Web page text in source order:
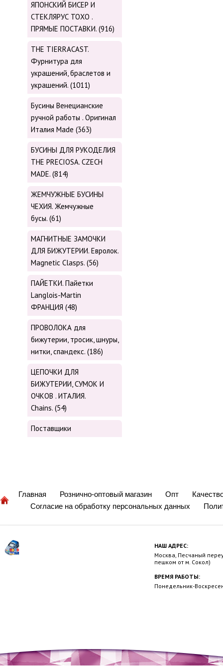
ЯПОНСКИЙ БИСЕР И
СТЕКЛЯРУС TOХО .
ПРЯМЫЕ ПОСТАВКИ. (916)
THE TIERRACAST.
Фурнитура для
украшений, браслетов и
украшений. (1011)
Бусины Венецианские
ручной работы . Оригинал
Италия Made (363)
БУСИНЫ ДЛЯ РУКОДЕЛИЯ
THE PRECIOSA. CZECH
MADE. (814)
ЖЕМЧУЖНЫЕ БУСИНЫ
ЧЕХИЯ. Жемчужные
бусы. (61)
МАГНИТНЫЕ ЗАМОЧКИ
ДЛЯ БИЖУТЕРИИ. Евролок.
Magnetic Сlasps. (56)
ПАЙЕТКИ. Пайетки
Langlois-Martin
ФРАНЦИЯ (48)
ПРОВОЛОКА для
бижутерии, тросик, шнуры,
нитки, cпандекс. (186)
ЦЕПОЧКИ ДЛЯ
БИЖУТЕРИИ, СУМОК И
ОЧКОВ . ИТАЛИЯ.
Chains. (54)
Поставщики
Главная Рознично-оптовый магазин Опт
Согласие на обработку персональных данных
НАШ АДРЕС:
Москва, Песчаный
пешком от м. Сокол)
ВРЕМЯ РАБОТЫ:
Понедельник-